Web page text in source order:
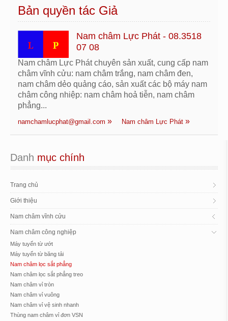
Bản quyền tác Giả
Nam châm Lực Phát - 08.3518
07 08
Nam châm Lực Phát chuyên sản xuất, cung cấp nam
châm vĩnh cửu: nam châm trắng, nam châm đen,
nam châm dẻo quảng cáo, sản xuất các bộ máy nam
châm công nhiệp: nam châm hoả tiễn, nam châm
phẳng...
namchamlucphat@gmail.com Nam châm Lực Phát
Danh mục chính
Trang chủ
Giới thiệu
Nam châm vĩnh cửu
Nam châm công nghiệp
Máy tuyển từ ướt
Máy tuyển từ băng tải
Nam châm lọc sắt phẳng
Nam châm lọc sắt phẳng treo
Nam châm vỉ tròn
Nam châm vỉ vuông
Nam châm vỉ vệ sinh nhanh
Thùng nam châm vỉ đơn VSN